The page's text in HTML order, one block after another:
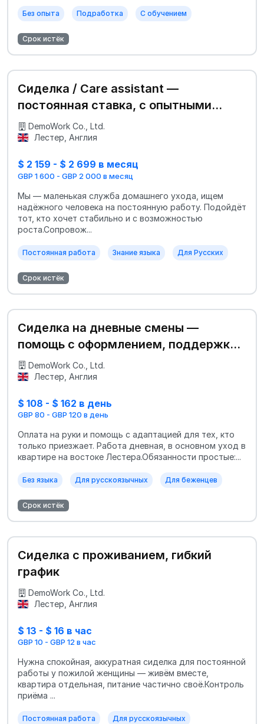
Без опыта Подработка С обучением
Срок истёк
Сиделка / Care assistant —
постоянная ставка, с опытными
наставниками
DemoWork Co., Ltd.
Лестер, Англия
$ 2 159 - $ 2 699 в месяц
GBP 1 600 - GBP 2 000 в месяц
Мы — маленькая служба домашнего ухода, ищем
надёжного человека на постоянную работу. Подойдёт
тот, кто хочет стабильно и с возможностью
роста.Сопровож...
Постоянная работа Знание языка Для Русских
Срок истёк
Сиделка на дневные смены —
помощь с оформлением, поддержка
при переезде
DemoWork Co., Ltd.
Лестер, Англия
$ 108 - $ 162 в день
GBP 80 - GBP 120 в день
Оплата на руки и помощь с адаптацией для тех, кто
только приезжает. Работа дневная, в основном уход в
квартире на востоке Лестера.Обязанности простые:...
Без языка Для русскоязычных Для беженцев
Срок истёк
Сиделка с проживанием, гибкий
график
DemoWork Co., Ltd.
Лестер, Англия
$ 13 - $ 16 в час
GBP 10 - GBP 12 в час
Нужна спокойная, аккуратная сиделка для постоянной
работы у пожилой женщины — живём вместе,
квартира отдельная, питание частично своё.Контроль
приёма ...
Постоянная работа Для русскоязычных